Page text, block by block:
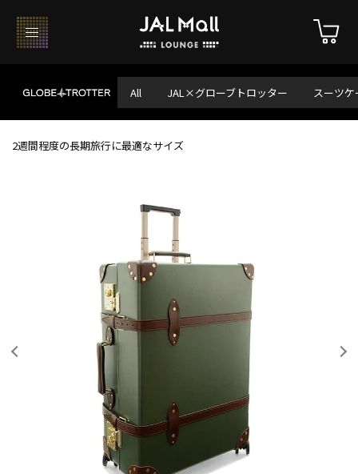
All JAL×グローブトロッター スーツケ
2週間程度の長期旅行に最適なサイズ